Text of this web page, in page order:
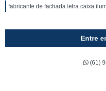
fabricante de fachada letra caixa
Entre
(61)